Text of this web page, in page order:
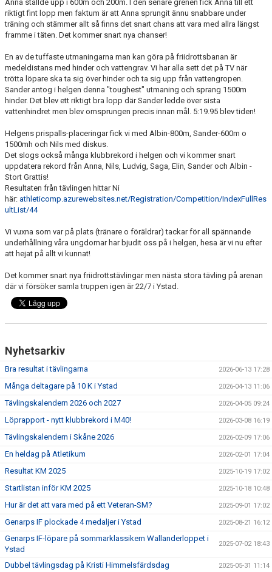
Anna ställde upp i 600m och 200m. I den senare grenen fick Anna till ett
riktigt fint lopp men faktum är att Anna sprungit ännu snabbare under
träning och stämmer allt så finns det snart chans att vara med allra längst
framme i täten. Det kommer snart nya chanser!
En av de tuffaste utmaningarna man kan göra på friidrottsbanan är
medeldistans med hinder och vattengrav. Vi har alla sett det på TV när
trötta löpare ska ta sig över hinder och ta sig upp från vattengropen.
Sander antog i helgen denna "toughest" utmaning och sprang 1500m
hinder. Det blev ett riktigt bra lopp där Sander ledde över sista
vattenhindret men blev omsprungen precis innan mål. 5:19.95 blev tiden!
Helgens prispalls-placeringar fick vi med Albin-800m, Sander-600m o
1500mh och Nils med diskus.
Det slogs också många klubbrekord i helgen och vi kommer snart
uppdatera rekord från Anna, Nils, Ludvig, Saga, Elin, Sander och Albin -
Stort Grattis!
Resultaten från tävlingen hittar Ni
här: athleticomp.azurewebsites.net/Registration/Competition/IndexFullRes
ultList/44
Vi vuxna som var på plats (tränare o föräldrar) tackar för all spännande
underhållning våra ungdomar har bjudit oss på i helgen, hesa är vi nu efter
att hejat på allt vi kunnat!
Det kommer snart nya friidrottstävlingar men nästa stora tävling på arenan
där vi försöker samla truppen igen är 22/7 i Ystad.
Nyhetsarkiv
Bra resultat i tävlingarna 2026-06-13 17:28
Många deltagare på 10 K i Ystad 2026-04-13 11:06
Tävlingskalendern 2026 och 2027 2026-04-05 09:24
Löprapport - nytt klubbrekord i M40! 2026-03-08 16:19
Tävlingskalendern i Skåne 2026 2026-02-09 17:06
En heldag på Atletikum 2026-02-01 17:04
Resultat KM 2025 2025-10-19 17:02
Startlistan inför KM 2025 2025-10-18 10:48
Hur är det att vara med på ett Veteran-SM? 2025-09-01 17:02
Genarps IF plockade 4 medaljer i Ystad 2025-08-21 16:12
Genarps IF-löpare på sommarklassikern Wallanderloppet i
Ystad
2025-07-02 18:43
Dubbel tävlingsdag på Kristi Himmelsfärdsdag 2025-05-31 11:14